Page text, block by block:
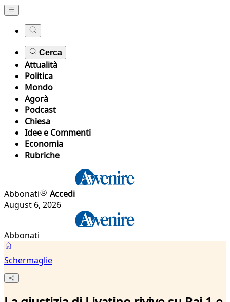
Cerca
Attualità
Politica
Mondo
Agorà
Podcast
Chiesa
Idee e Commenti
Economia
Rubriche
Abbonati
Accedi
August 6, 2026
Abbonati
Schermaglie